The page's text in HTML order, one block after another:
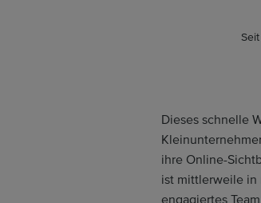
Dieses schnelle
ihre Online-
ist mittlerweile in